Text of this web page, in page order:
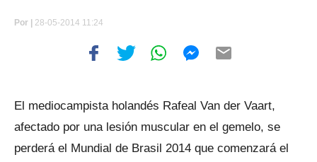
Por 28-05-2014 11:24
El mediocampista holandés Rafeal Van der Vaart,
afectado por una lesión muscular en el gemelo, se
perderá el Mundial de Brasil 2014 que comenzará el